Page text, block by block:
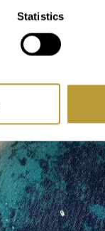
Statistics